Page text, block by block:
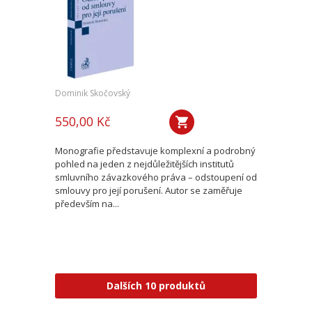
Dominik Skočovský
550,00 Kč
Monografie představuje komplexní a podrobný
pohled na jeden z nejdůležitějších institutů
smluvního závazkového práva – odstoupení od
smlouvy pro její porušení. Autor se zaměřuje
především na...
Dalších 10 produktů